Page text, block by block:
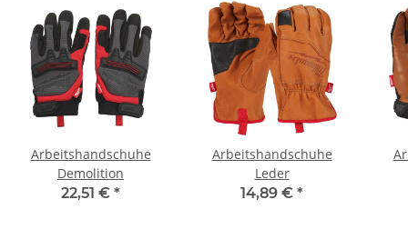
Arbeitshandschuhe
Demolition
22,51 € *
Arbeitshandschuhe
Leder
14,89 € *